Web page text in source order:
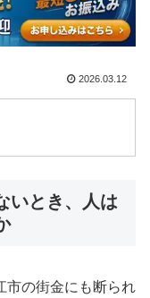
2026.03.12
いとき、人は
市の街金にも断られ